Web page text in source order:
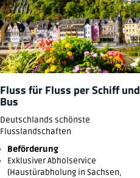
Fluss für Fluss per Schiff und
Bus
Deutschlands schönste
Flusslandschaften
Beförderung
Exklusiver Abholservice
(Haustürabholung in Sachsen,